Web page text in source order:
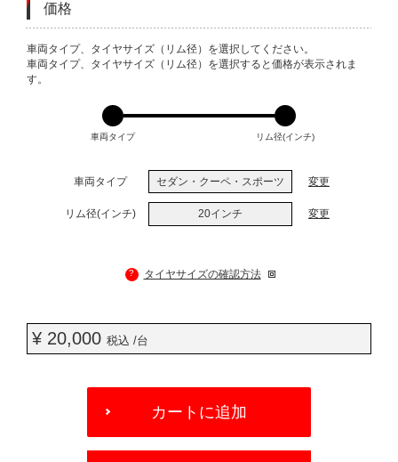
価格
VARIATIONS
車両タイプ、タイヤサイズ（リム径）を選択してください。
車両タイプ、タイヤサイズ（リム径）を選択すると価格が表示されま
す。
車両タイプ リム径(インチ)
車両タイプ セダン・クーペ・スポーツ 変更
リム径(インチ) 20インチ 変更
? タイヤサイズの確認方法
¥ 20,000 税込 /台
OPTIONS
カートに追加